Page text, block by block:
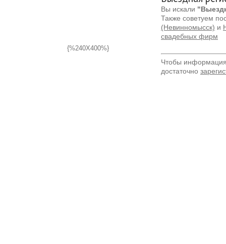
{%240X400%}
Вы искали
Также советуем
(Невинномысск) и
свадебных фирм
Чтобы
достаточно